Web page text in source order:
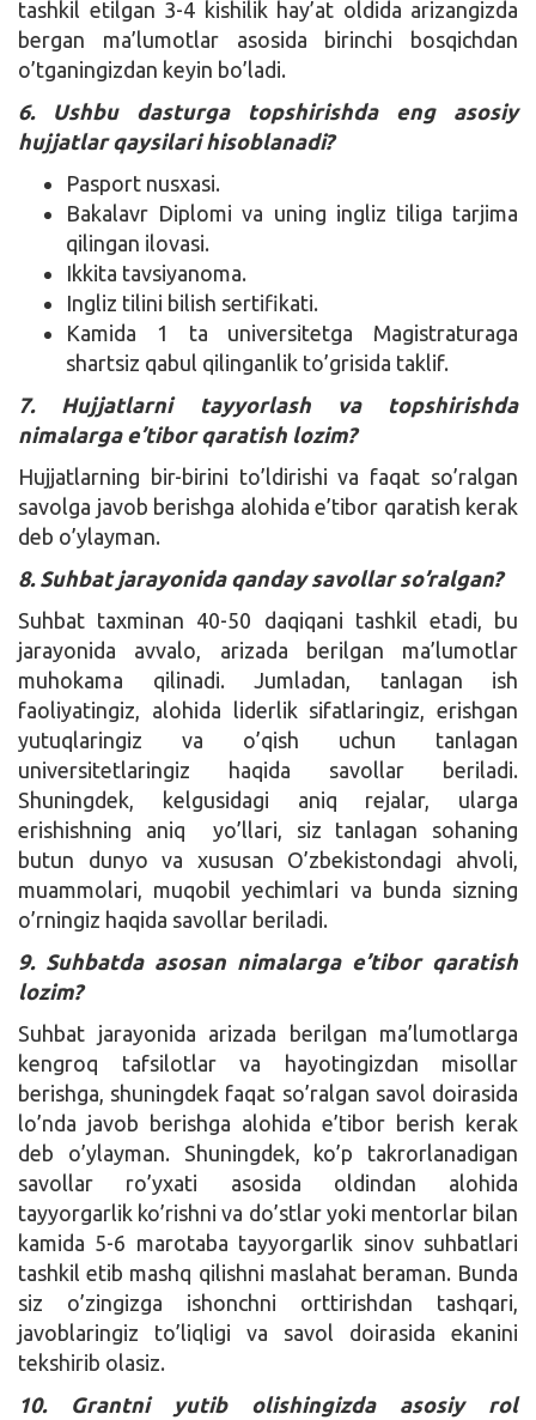
tashkil etilgan 3-4 kishilik hay’at oldida arizangizda
bergan ma’lumotlar asosida birinchi bosqichdan
o’tganingizdan keyin bo’ladi.
6. Ushbu dasturga topshirishda eng asosiy
hujjatlar qaysilari hisoblanadi?
Pasport nusxasi.
Bakalavr Diplomi va uning ingliz tiliga tarjima
qilingan ilovasi.
Ikkita tavsiyanoma.
Ingliz tilini bilish sertifikati.
Kamida 1 ta universitetga Magistraturaga
shartsiz qabul qilinganlik to’grisida taklif.
7. Hujjatlarni tayyorlash va topshirishda
nimalarga e’tibor qaratish lozim?
Hujjatlarning bir-birini to’ldirishi va faqat so’ralgan
savolga javob berishga alohida e’tibor qaratish kerak
deb o’ylayman.
8. Suhbat jarayonida qanday savollar so’ralgan?
Suhbat taxminan 40-50 daqiqani tashkil etadi, bu
jarayonida avvalo, arizada berilgan ma’lumotlar
muhokama qilinadi. Jumladan, tanlagan ish
faoliyatingiz, alohida liderlik sifatlaringiz, erishgan
yutuqlaringiz va o’qish uchun tanlagan
universitetlaringiz haqida savollar beriladi.
Shuningdek, kelgusidagi aniq rejalar, ularga
erishishning aniq yo’llari, siz tanlagan sohaning
butun dunyo va xususan O’zbekistondagi ahvoli,
muammolari, muqobil yechimlari va bunda sizning
o’rningiz haqida savollar beriladi.
9. Suhbatda asosan nimalarga e’tibor qaratish
lozim?
Suhbat jarayonida arizada berilgan ma’lumotlarga
kengroq tafsilotlar va hayotingizdan misollar
berishga, shuningdek faqat so’ralgan savol doirasida
lo’nda javob berishga alohida e’tibor berish kerak
deb o’ylayman. Shuningdek, ko’p takrorlanadigan
savollar ro’yxati asosida oldindan alohida
tayyorgarlik ko’rishni va do’stlar yoki mentorlar bilan
kamida 5-6 marotaba tayyorgarlik sinov suhbatlari
tashkil etib mashq qilishni maslahat beraman. Bunda
siz o’zingizga ishonchni orttirishdan tashqari,
javoblaringiz to’liqligi va savol doirasida ekanini
tekshirib olasiz.
10. Grantni yutib olishingizda asosiy rol